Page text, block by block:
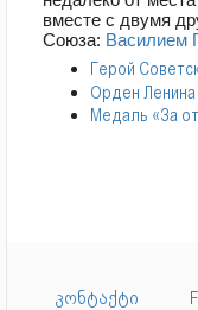
вместе с двумя
Союза: Василием
Герой
Орден Ленина
Медаль «За
კონტაქტი